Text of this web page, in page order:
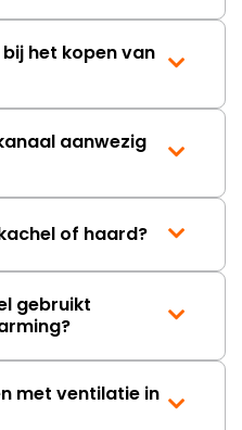
het kopen van
aanwezig
of haard?
gebruikt
met ventilatie in